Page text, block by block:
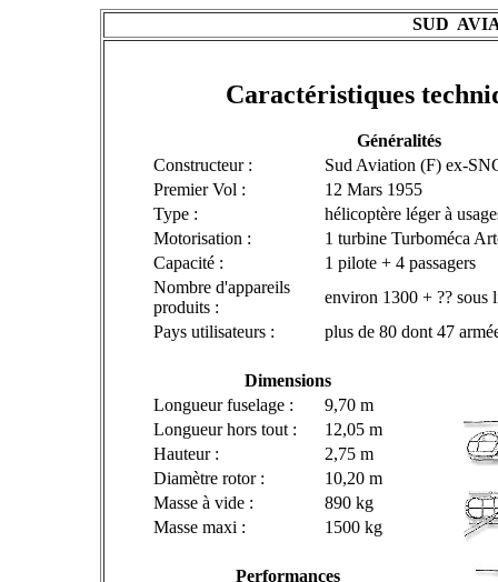
SUD
Caractéristiques
Généralités
Constructeur :
Sud Aviation (F) ex-
Premier Vol :
12 Mars 1955
Type :
hélicoptère léger à
Motorisation :
1 turbine Turboméca
Capacité :
1 pilote + 4 passagers
Nombre d'appareils
produits :
environ 1300 + ?? sous
Pays utilisateurs :
plus de 80 dont 47
Dimensions
Longueur fuselage :
9,70 m
Longueur hors tout :
12,05 m
Hauteur :
2,75 m
Diamètre rotor :
10,20 m
Masse à vide :
890 kg
Masse maxi :
1500 kg
Performances